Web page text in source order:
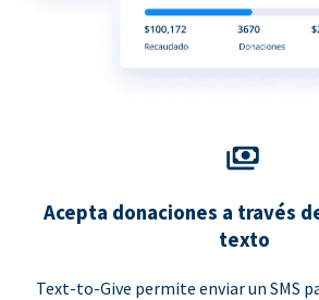
Acepta donaciones a través
texto
Text-to-Give permite enviar un SMS